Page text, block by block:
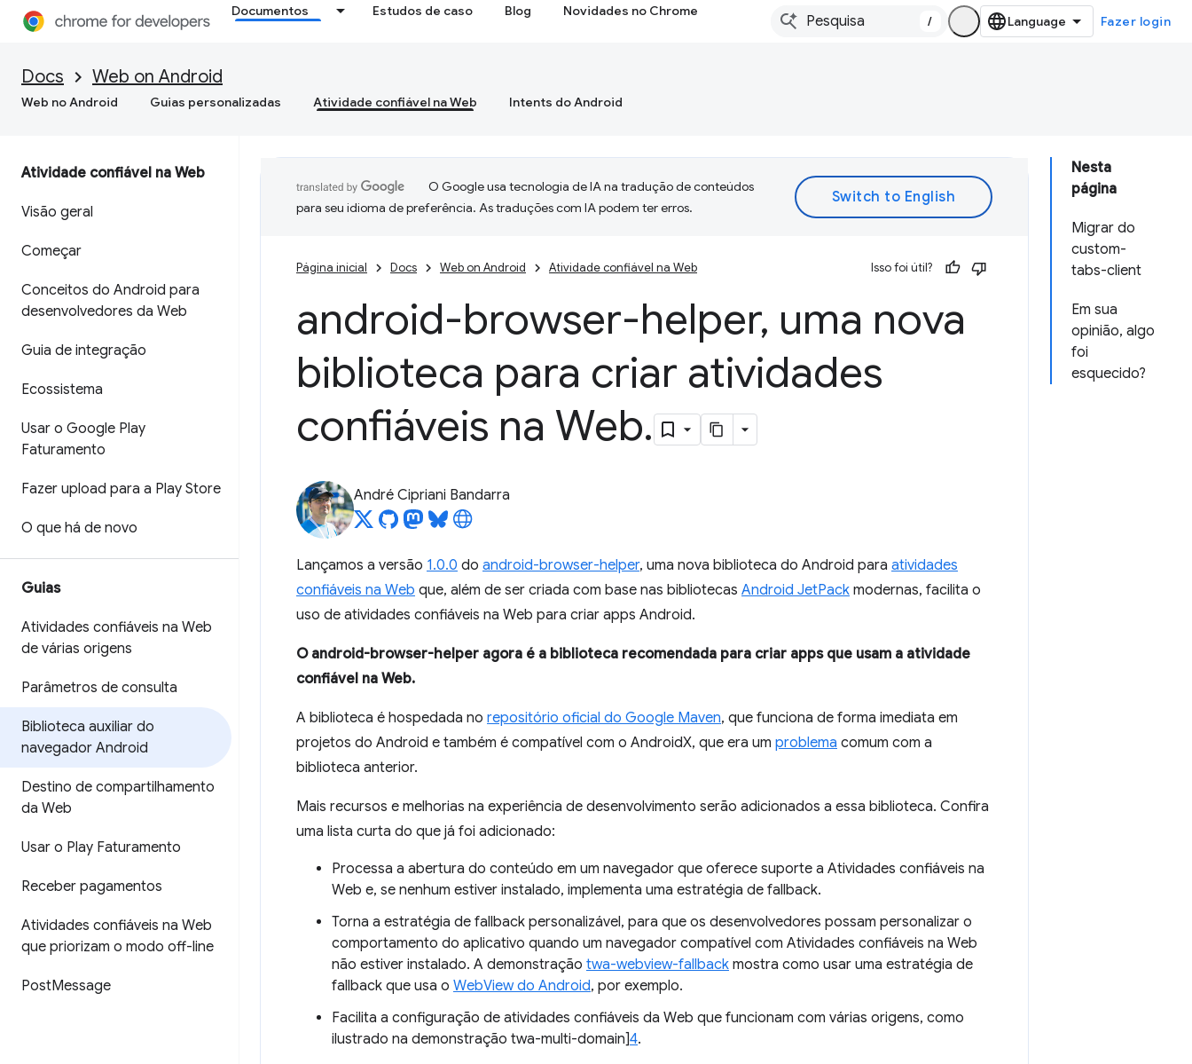
Documentos Estudos de caso Blog Novidades no Chrome
/ Fazer login
Docs Web on Android
Web no Android Guias personalizadas Atividade confiável na Web Intents do Android
Atividade confiável na Web
Visão geral
Começar
Conceitos do Android para
desenvolvedores da Web
Guia de integração
Ecossistema
Usar o Google Play
Faturamento
Fazer upload para a Play Store
O que há de novo
Guias
Atividades confiáveis na Web
de várias origens
Parâmetros de consulta
Biblioteca auxiliar do
navegador Android
Destino de compartilhamento
da Web
Usar o Play Faturamento
Receber pagamentos
Atividades confiáveis na Web
que priorizam o modo off-line
PostMessage
Nesta
página
Migrar do
custom-
tabs-client
Em sua
opinião, algo
foi
esquecido?
O Google usa tecnologia de IA na tradução de conteúdos
para seu idioma de preferência. As traduções com IA podem ter erros.
Página inicial Docs Web on Android Atividade confiável na Web Isso foi útil?
android-browser-helper, uma nova
biblioteca para criar atividades
confiáveis na Web.
André Cipriani Bandarra
Lançamos a versão 1.0.0 do android-browser-helper, uma nova biblioteca do Android para atividades
confiáveis na Web que, além de ser criada com base nas bibliotecas Android JetPack modernas, facilita o
uso de atividades confiáveis na Web para criar apps Android.
O android-browser-helper agora é a biblioteca recomendada para criar apps que usam a atividade
confiável na Web.
A biblioteca é hospedada no repositório oficial do Google Maven, que funciona de forma imediata em
projetos do Android e também é compatível com o AndroidX, que era um problema comum com a
biblioteca anterior.
Mais recursos e melhorias na experiência de desenvolvimento serão adicionados a essa biblioteca. Confira
uma lista curta do que já foi adicionado:
Processa a abertura do conteúdo em um navegador que oferece suporte a Atividades confiáveis na
Web e, se nenhum estiver instalado, implementa uma estratégia de fallback.
Torna a estratégia de fallback personalizável, para que os desenvolvedores possam personalizar o
comportamento do aplicativo quando um navegador compatível com Atividades confiáveis na Web
não estiver instalado. A demonstração twa-webview-fallback mostra como usar uma estratégia de
fallback que usa o WebView do Android, por exemplo.
Facilita a configuração de atividades confiáveis da Web que funcionam com várias origens, como
ilustrado na demonstração twa-multi-domain]4.